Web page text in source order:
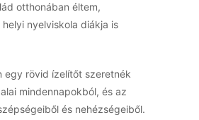
otthonában éltem,
nyelviskola diákja is
egy rövid ízelítőt szeretnék
mindennapokból, és az
és nehézségeiből.